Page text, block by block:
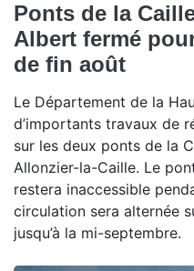
Ponts de la
Albert fermé
de fin août
Le Département de la
d’importants travaux de
sur les deux ponts de la
Allonzier-la-Caille. Le
restera inaccessible
circulation sera alternée
jusqu’à la mi-septembre.